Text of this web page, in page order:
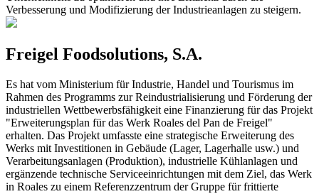
Verbesserung und Modifizierung der Industrieanlagen zu steigern.
Freigel Foodsolutions, S.A.
Es hat vom Ministerium für Industrie, Handel und Tourismus im
Rahmen des Programms zur Reindustrialisierung und Förderung der
industriellen Wettbewerbsfähigkeit eine Finanzierung für das Projekt
"Erweiterungsplan für das Werk Roales del Pan de Freigel"
erhalten. Das Projekt umfasste eine strategische Erweiterung des
Werks mit Investitionen in Gebäude (Lager, Lagerhalle usw.) und
Verarbeitungsanlagen (Produktion), industrielle Kühlanlagen und
ergänzende technische Serviceeinrichtungen mit dem Ziel, das Werk
in Roales zu einem Referenzzentrum der Gruppe für frittierte